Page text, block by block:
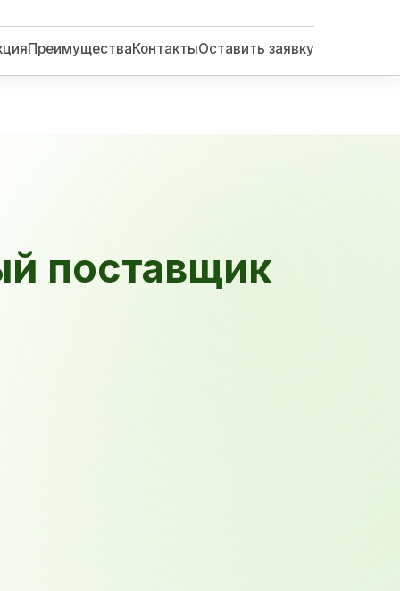
ПреимуществаКонтактыОставить заявку
поставщик